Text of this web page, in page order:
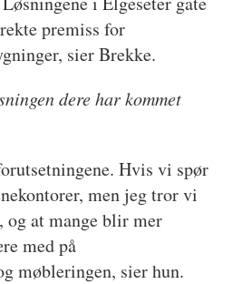
premiss for
sier Brekke.
dere har kommet
Hvis vi spør
men jeg tror vi
at mange blir mer
med på
møbleringen, sier hun.